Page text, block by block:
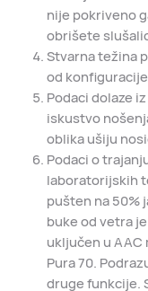
nije pokriveno
obrišete
Stvarna težina
od
Podaci dolaze
iskustvo
oblika ušiju
Podaci o
laboratorijskih
pušten na 50%
buke od vetra
uključen u AAC
Pura 70.
druge funkcije.